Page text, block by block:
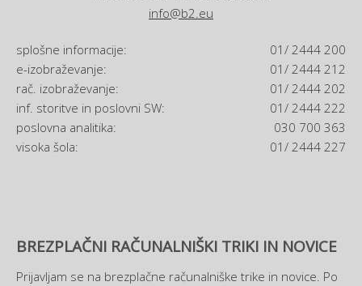
info@b2.eu
splošne informacije:
01/ 2444 200
e-izobraževanje:
01/ 2444 212
rač. izobraževanje:
01/ 2444 202
inf. storitve in poslovni SW:
01/ 2444 222
poslovna analitika:
030 700 363
visoka šola:
01/ 2444 227
BREZPLAČNI RAČUNALNIŠKI TRIKI IN NOVICE
Prijavljam se na brezplačne računalniške trike in novice. Po